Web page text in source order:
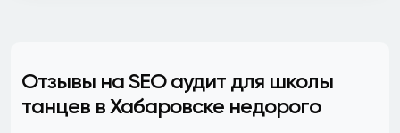
Отзывы на SEO аудит для школы
танцев в Хабаровске недорого